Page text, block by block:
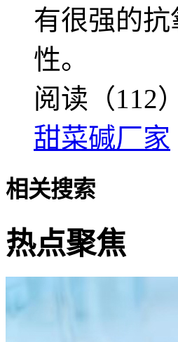
有很强的
性。
阅读（112）
甜菜碱厂家
相关搜索
热点聚焦